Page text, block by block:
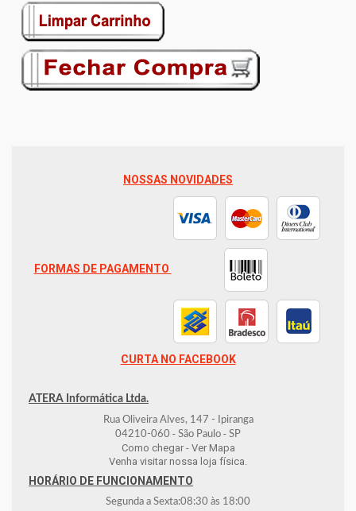
NOSSAS NOVIDADES
FORMAS DE PAGAMENTO
CURTA NO FACEBOOK
ATERA Informática Ltda.
Rua Oliveira Alves, 147 - Ipiranga
04210-060 - São Paulo - SP
Como chegar - Ver Mapa
Venha visitar nossa loja física.
HORÁRIO DE FUNCIONAMENTO
Segunda a Sexta:08:30 às 18:00